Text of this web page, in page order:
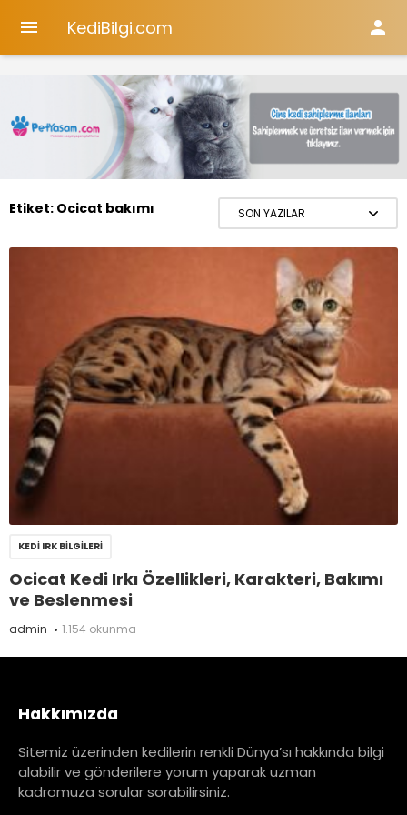
 KediBilgi.com 
Etiket: Ocicat bakımı
KEDI IRK BILGILERI
Ocicat Kedi Irkı Özellikleri, Karakteri, Bakımı
ve Beslenmesi
admin 1.154 okunma
Hakkımızda
Sitemiz üzerinden kedilerin renkli Dünya’sı hakkında bilgi
alabilir ve gönderilere yorum yaparak uzman
kadromuza sorular sorabilirsiniz.